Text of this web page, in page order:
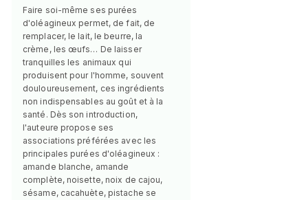
Faire soi-même ses purées
d'oléagineux permet, de fait, de
remplacer, le lait, le beurre, la
crème, les œufs… De laisser
tranquilles les animaux qui
produisent pour l'homme, souvent
douloureusement, ces ingrédients
non indispensables au goût et à la
santé. Dès son introduction,
l'auteure propose ses
associations préférées avec les
principales purées d'oléagineux :
amande blanche, amande
complète, noisette, noix de cajou,
sésame, cacahuète, pistache se